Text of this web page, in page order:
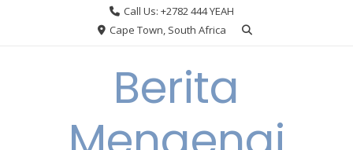
Call Us: +2782 444 YEAH
Cape Town, South Africa
Berita